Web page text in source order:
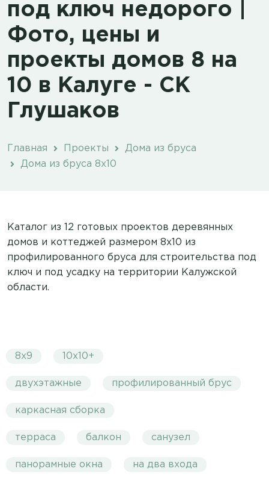
под ключ недорого |
Фото, цены и
проекты домов 8 на
10 в Калуге - СК
Глушаков
Главная Проекты
Дома из бруса
Дома из бруса 8х10
Каталог из 12 готовых проектов деревянных
домов и коттеджей размером 8х10 из
профилированного бруса для строительства под
ключ и под усадку на территории Калужской
области.
8х9 10х10+
двухэтажные профилированный брус
каркасная сборка
терраса балкон санузел
панорамные окна на два входа